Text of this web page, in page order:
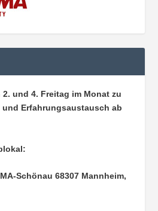
und 4. Freitag im Monat zu
und Erfahrungsaustausch ab
Schönau68307 Mannheim,